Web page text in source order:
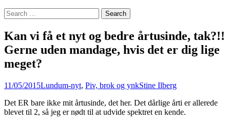
Search
for:
Kan vi få et nyt og bedre årtusinde, tak?!!
Gerne uden mandage, hvis det er dig lige
meget?
11/05/2015Lundum-nyt, Piv, brok og ynkStine Ilberg
Det ER bare ikke mit årtusinde, det her. Det dårlige årti er allerede
blevet til 2, så jeg er nødt til at udvide spektret en kende.